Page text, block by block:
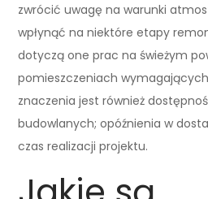
zwrócić uwagę na warunki
wpłynąć na niektóre etapy
dotyczą one prac na świeżym
pomieszczeniach
znaczenia jest również
budowlanych; opóźnienia w
czas realizacji projektu.